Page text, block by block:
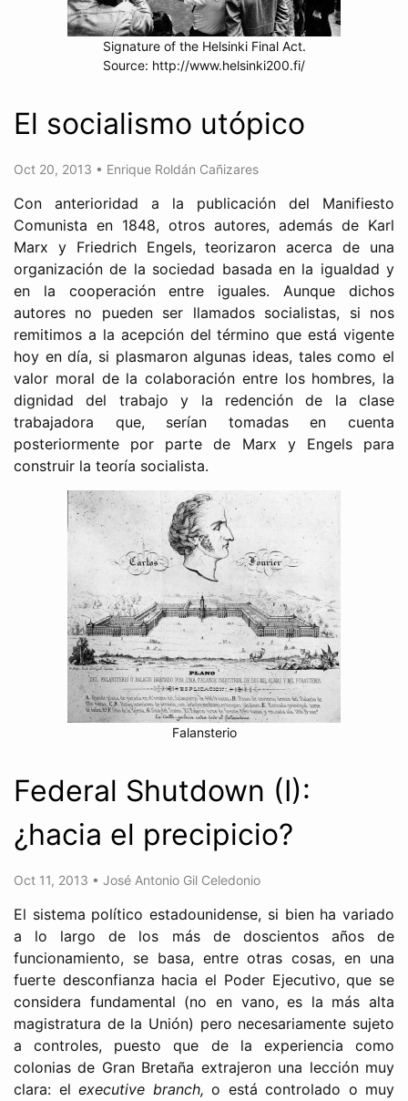
Signature of the Helsinki Final Act.
Source: http://www.helsinki200.fi/
El socialismo utópico
Oct 20, 2013 • Enrique Roldán Cañizares
Con anterioridad a la publicación del Manifiesto
Comunista en 1848, otros autores, además de Karl
Marx y Friedrich Engels, teorizaron acerca de una
organización de la sociedad basada en la igualdad y
en la cooperación entre iguales. Aunque dichos
autores no pueden ser llamados socialistas, si nos
remitimos a la acepción del término que está vigente
hoy en día, si plasmaron algunas ideas, tales como el
valor moral de la colaboración entre los hombres, la
dignidad del trabajo y la redención de la clase
trabajadora que, serían tomadas en cuenta
posteriormente por parte de Marx y Engels para
construir la teoría socialista.
Falansterio
Federal Shutdown (I):
¿hacia el precipicio?
Oct 11, 2013 • José Antonio Gil Celedonio
El sistema político estadounidense, si bien ha variado
a lo largo de los más de doscientos años de
funcionamiento, se basa, entre otras cosas, en una
fuerte desconfianza hacia el Poder Ejecutivo, que se
considera fundamental (no en vano, es la más alta
magistratura de la Unión) pero necesariamente sujeto
a controles, puesto que de la experiencia como
colonias de Gran Bretaña extrajeron una lección muy
clara: el executive branch, o está controlado o muy